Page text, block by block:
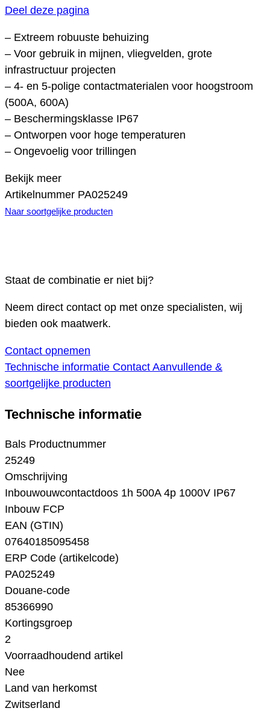
Deel deze pagina
– Extreem robuuste behuizing
– Voor gebruik in mijnen, vliegvelden, grote
infrastructuur projecten
– 4- en 5-polige contactmaterialen voor hoogstroom
(500A, 600A)
– Beschermingsklasse IP67
– Ontworpen voor hoge temperaturen
– Ongevoelig voor trillingen
Bekijk meer
Artikelnummer PA025249
Naar soortgelijke producten
Staat de combinatie er niet bij?
Neem direct contact op met onze specialisten, wij
bieden ook maatwerk.
Contact opnemen
Technische informatie Contact Aanvullende &
soortgelijke producten
Technische informatie
Bals Productnummer
25249
Omschrijving
Inbouwouwcontactdoos 1h 500A 4p 1000V IP67
Inbouw FCP
EAN (GTIN)
07640185095458
ERP Code (artikelcode)
PA025249
Douane-code
85366990
Kortingsgroep
2
Voorraadhoudend artikel
Nee
Land van herkomst
Zwitserland